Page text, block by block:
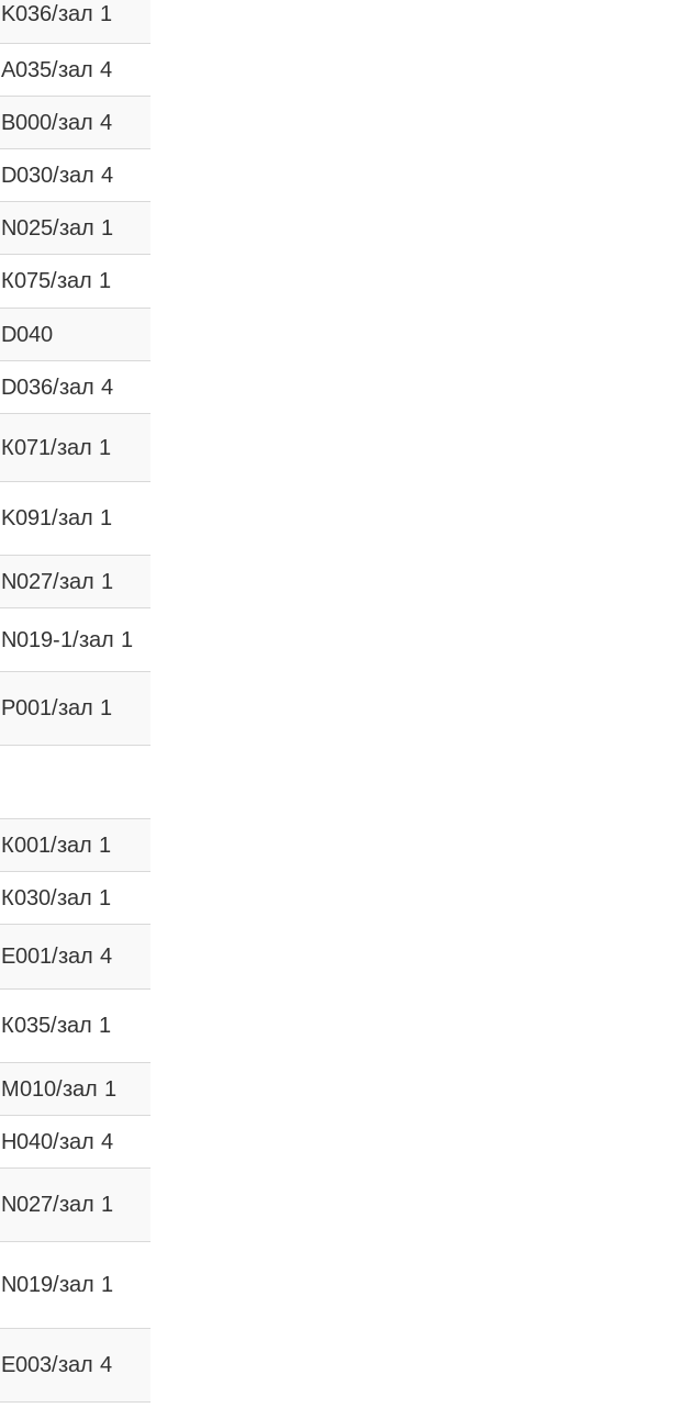
K036/зал 1
А035/зал 4
B000/зал 4
D030/зал 4
N025/зал 1
К075/зал 1
D040
D036/зал 4
К071/зал 1
K091/зал 1
N027/зал 1
N019-1/зал 1
Р001/зал 1
К001/зал 1
К030/зал 1
E001/зал 4
К035/зал 1
М010/зал 1
Н040/зал 4
N027/зал 1
N019/зал 1
E003/зал 4